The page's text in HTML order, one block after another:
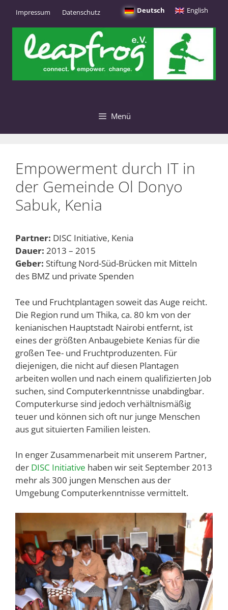
Inhalt
springen
Impressum Datenschutz Deutsch English
Menü
Empowerment durch IT in
der Gemeinde Ol Donyo
Sabuk, Kenia
Partner: DISC Initiative, Kenia
Dauer: 2013 – 2015
Geber: Stiftung Nord-Süd-Brücken mit Mitteln
des BMZ und private Spenden
Tee und Fruchtplantagen soweit das Auge reicht.
Die Region rund um Thika, ca. 80 km von der
kenianischen Hauptstadt Nairobi entfernt, ist
eines der größten Anbaugebiete Kenias für die
großen Tee- und Fruchtproduzenten. Für
diejenigen, die nicht auf diesen Plantagen
arbeiten wollen und nach einem qualifizierten Job
suchen, sind Computerkenntnisse unabdingbar.
Computerkurse sind jedoch verhältnismäßig
teuer und können sich oft nur junge Menschen
aus gut situierten Familien leisten.
In enger Zusammenarbeit mit unserem Partner,
der DISC Initiative haben wir seit September 2013
mehr als 300 jungen Menschen aus der
Umgebung Computerkenntnisse vermittelt.